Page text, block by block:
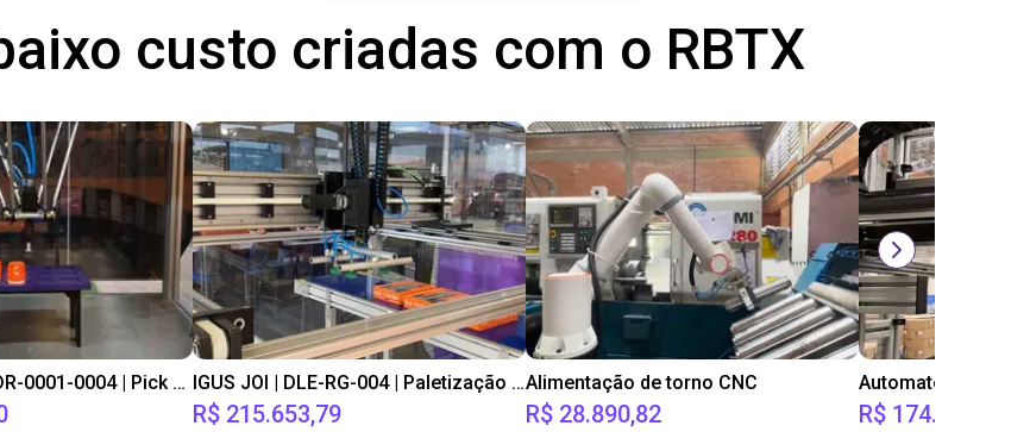
custo criadas com o RBTX
IGUS JOI | DLE-DR-0001-0004 | Pick and place IGUS JOI | DLE-RG-004 | Paletização e despaletização
R$ 215.653,79
Alimentação de torno CNC
R$ 28.890,82 R$ 174.322,03